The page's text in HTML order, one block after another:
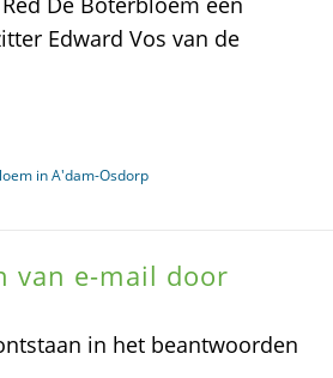
Edward Vos van de
in A'dam-Osdorp
van e-mail door
in het beantwoorden